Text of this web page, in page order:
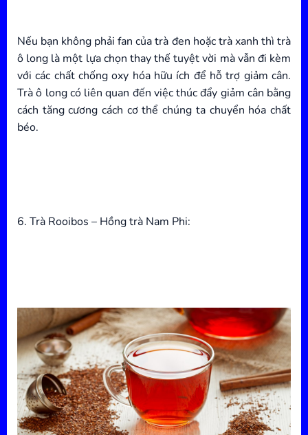
Nếu bạn không phải fan của trà đen hoặc trà xanh thì trà
ô long là một lựa chọn thay thế tuyệt vời mà vẫn đi kèm
với các chất chống oxy hóa hữu ích để hỗ trợ giảm cân.
Trà ô long có liên quan đến việc thúc đẩy giảm cân bằng
cách tăng cương cách cơ thể chúng ta chuyển hóa chất
béo.
6. Trà Rooibos – Hồng trà Nam Phi: